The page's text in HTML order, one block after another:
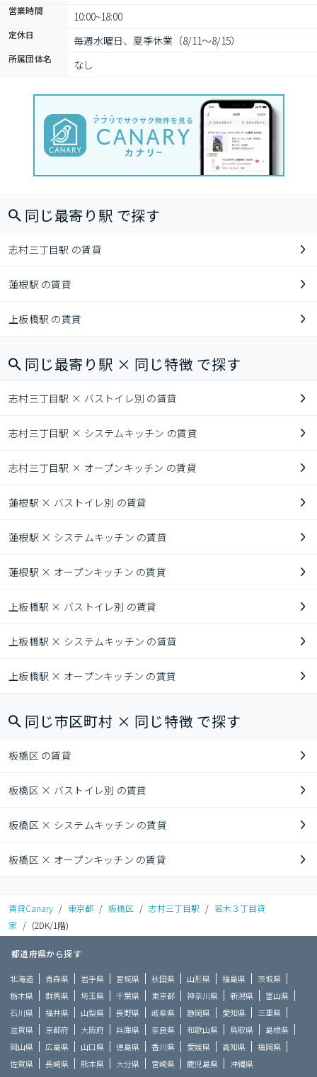
営業時間 10:00~18:00
定休日 毎週水曜日、夏季休業（8/11～8/15）
所属団体名 なし
同じ最寄り駅 で探す
志村三丁目駅 の賃貸
蓮根駅 の賃貸
上板橋駅 の賃貸
同じ最寄り駅 × 同じ特徴 で探す
志村三丁目駅 × バストイレ別 の賃貸
志村三丁目駅 × システムキッチン の賃貸
志村三丁目駅 × オープンキッチン の賃貸
蓮根駅 × バストイレ別 の賃貸
蓮根駅 × システムキッチン の賃貸
蓮根駅 × オープンキッチン の賃貸
上板橋駅 × バストイレ別 の賃貸
上板橋駅 × システムキッチン の賃貸
上板橋駅 × オープンキッチン の賃貸
同じ市区町村 × 同じ特徴 で探す
板橋区 の賃貸
板橋区 × バストイレ別 の賃貸
板橋区 × システムキッチン の賃貸
板橋区 × オープンキッチン の賃貸
賃貸Canary / 東京都 / 板橋区 / 志村三丁目駅 / 若木３丁目貸
家 / (2DK/1階)
都道府県から探す
北海道 青森県 岩手県 宮城県 秋田県 山形県 福島県
茨城県
栃木県
群馬県 埼玉県 千葉県 東京都 神奈川県 新潟県
富山県
石川県
福井県 山梨県 長野県 岐阜県 静岡県 愛知県
三重県
滋賀県
京都府 大阪府 兵庫県 奈良県 和歌山県 鳥取県
島根県
岡山県
広島県 山口県 徳島県 香川県 愛媛県 高知県
福岡県
佐賀県
長崎県 熊本県 大分県 宮崎県 鹿児島県 沖縄県